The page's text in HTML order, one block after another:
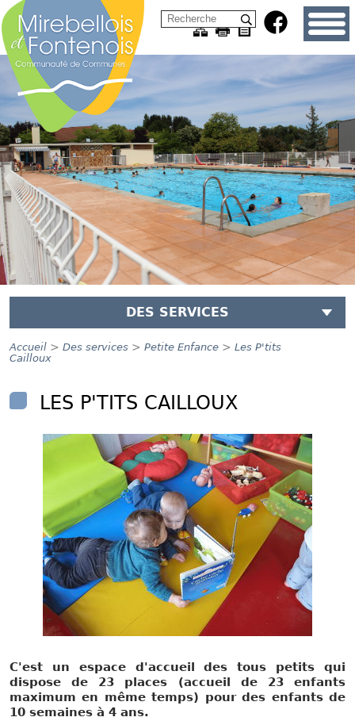
DES SERVICES
Accueil> Des services > Petite Enfance> Les P'tits
Cailloux
LES P'TITS CAILLOUX
C'est un espace d'accueil des tous petits qui
dispose de 23 places (accueil de 23 enfants
maximum en même temps) pour des enfants de
10 semaines à 4 ans.